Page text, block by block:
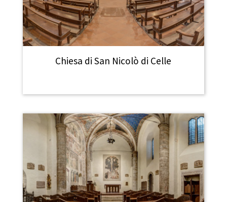
Chiesa di San Nicolò di Celle